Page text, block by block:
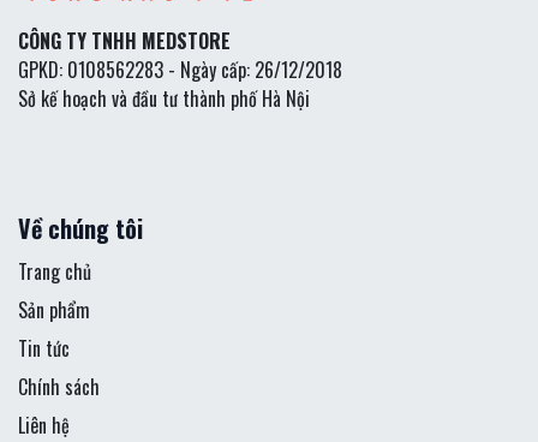
CÔNG TY TNHH MEDSTORE
GPKD: 0108562283 - Ngày cấp: 26/12/2018
Sở kế hoạch và đầu tư thành phố Hà Nội
Về chúng tôi
Trang chủ
Sản phẩm
Tin tức
Chính sách
Liên hệ